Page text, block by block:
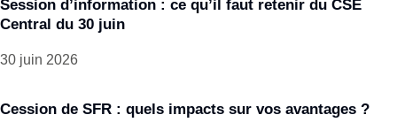
Session d’information : ce qu’il faut retenir du CSE
Central du 30 juin
30 juin 2026
Cession de SFR : quels impacts sur vos avantages ?